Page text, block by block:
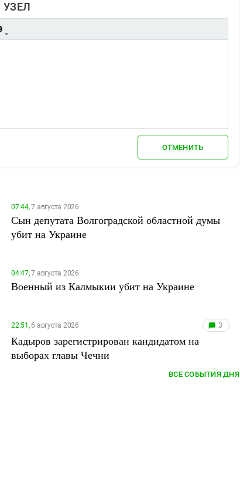
ОТМЕНИТЬ
07:44,7 августа 2026
Сын депутата Волгоградской областной думы
убит на Украине
04:47,7 августа 2026
Военный из Калмыкии убит на Украине
22:51,6 августа 2026 3
Кадыров зарегистрирован кандидатом на
выборах главы Чечни
ВСЕ СОБЫТИЯ ДНЯ